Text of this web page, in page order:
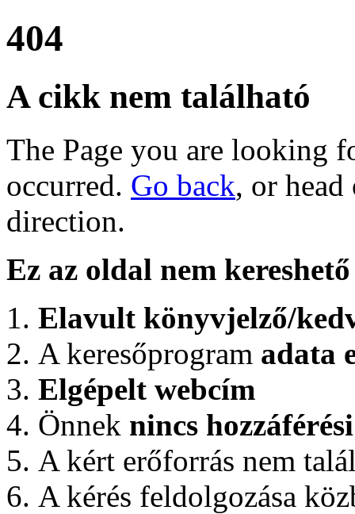
404
A cikk nem található
The Page you are looking
occurred. Go back, or
direction.
Ez az oldal nem
Elavult könyvjelző/
A keresőprogram adata
Elgépelt webcím
Önnek nincs
A kért erőforrás nem
A kérés feldolgozása